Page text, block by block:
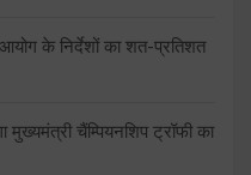
आयोग के निर्देशों का शत-प्रतिशत
चैंम्पियनशिप ट्रॉफी का